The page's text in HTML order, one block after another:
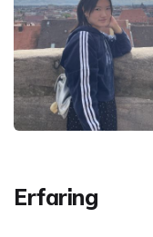
Erfaring